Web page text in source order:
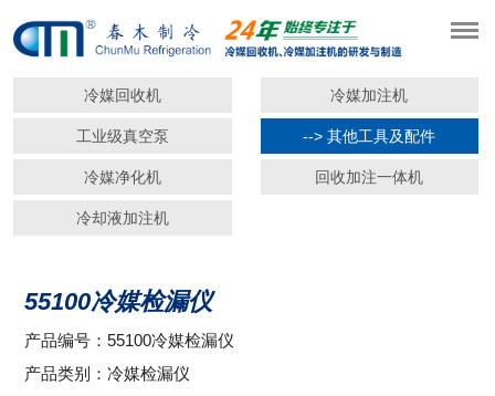
冷媒回收机 冷媒加注机
工业级真空泵 --> 其他工具及配件
冷媒净化机 回收加注一体机
冷却液加注机
55100冷媒检漏仪
产品编号：55100冷媒检漏仪
产品类别：冷媒检漏仪